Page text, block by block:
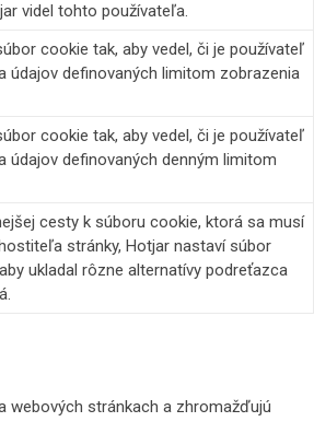
videl tohto používateľa.
cookie tak, aby vedel, či je používateľ
údajov definovaných limitom zobrazenia
cookie tak, aby vedel, či je používateľ
údajov definovaných denným limitom
cesty k súboru cookie, ktorá sa musí
stránky, Hotjar nastaví súbor
ukladal rôzne alternatívy podreťazca
webových stránkach a zhromažďujú